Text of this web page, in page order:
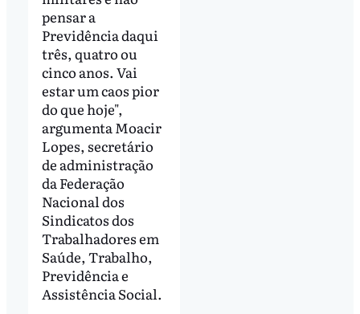
pensar a
Previdência daqui
três, quatro ou
cinco anos. Vai
estar um caos pior
do que hoje",
argumenta Moacir
Lopes, secretário
de administração
da Federação
Nacional dos
Sindicatos dos
Trabalhadores em
Saúde, Trabalho,
Previdência e
Assistência Social.